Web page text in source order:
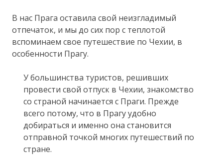
В нас Прага оставила свой неизгладимый
отпечаток, и мы до сих пор с теплотой
вспоминаем свое путешествие по Чехии, в
особенности Прагу.
У большинства туристов, решивших
провести свой отпуск в Чехии, знакомство
со страной начинается с Праги. Прежде
всего потому, что в Прагу удобно
добираться и именно она становится
отправной точкой многих путешествий по
стране.